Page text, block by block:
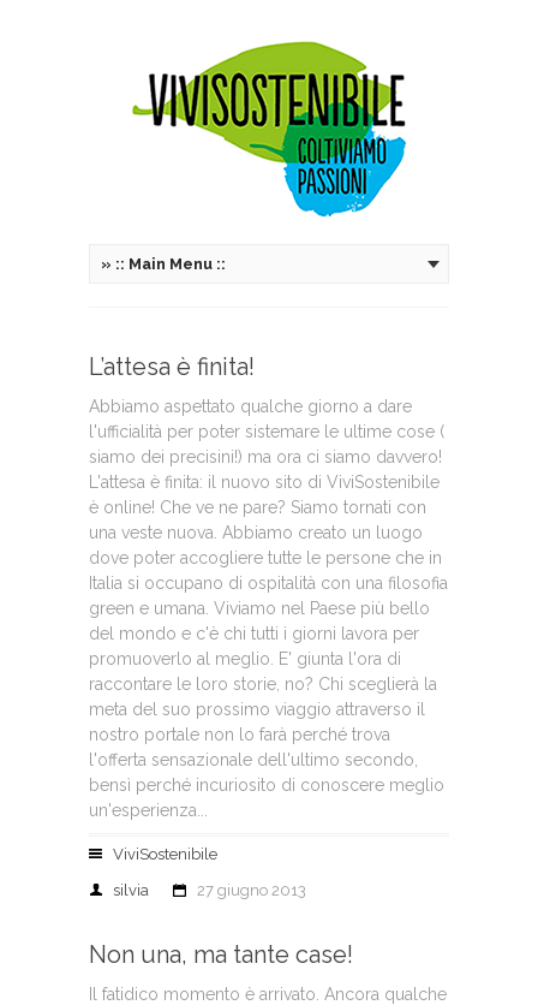
» :: Main Menu ::
L’attesa è finita!
Abbiamo aspettato qualche giorno a dare
l'ufficialità per poter sistemare le ultime cose (
siamo dei precisini!) ma ora ci siamo davvero!
L'attesa è finita: il nuovo sito di ViviSostenibile
è online! Che ve ne pare? Siamo tornati con
una veste nuova. Abbiamo creato un luogo
dove poter accogliere tutte le persone che in
Italia si occupano di ospitalità con una filosofia
green e umana. Viviamo nel Paese più bello
del mondo e c'è chi tutti i giorni lavora per
promuoverlo al meglio. E' giunta l'ora di
raccontare le loro storie, no? Chi sceglierà la
meta del suo prossimo viaggio attraverso il
nostro portale non lo farà perché trova
l'offerta sensazionale dell'ultimo secondo,
bensì perché incuriosito di conoscere meglio
un'esperienza...
ViviSostenibile
silvia
27 giugno 2013
Non una, ma tante case!
Il fatidico momento è arrivato. Ancora qualche